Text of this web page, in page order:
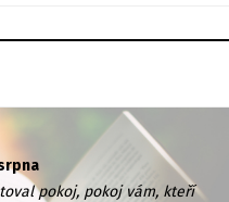
pokoj, pokoj vám, kteří